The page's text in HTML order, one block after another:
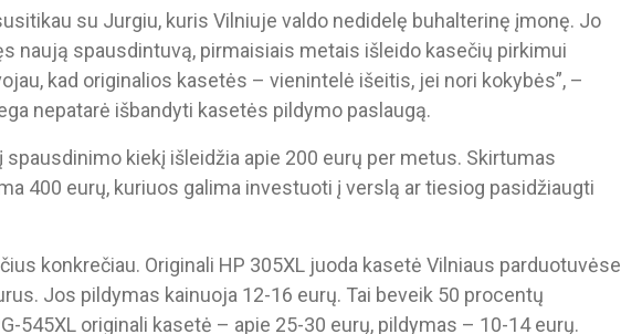
su Jurgiu, kuris Vilniuje valdo nedidelę buhalterinę įmonę. Jo
naują spausdintuvą, pirmaisiais metais išleido kasečių pirkimui
kad originalios kasetės – vienintelė išeitis, jei nori kokybės”, –
nepatarė išbandyti kasetės pildymo paslaugą.
spausdinimo kiekį išleidžia apie 200 eurų per metus. Skirtumas
400 eurų, kuriuos galima investuoti į verslą ar tiesiog pasidžiaugti
konkrečiau. Originali HP 305XL juoda kasetė Vilniaus parduotuvėse
Jos pildymas kainuoja 12-16 eurų. Tai beveik 50 procentų
545XL originali kasetė – apie 25-30 eurų, pildymas – 10-14 eurų.